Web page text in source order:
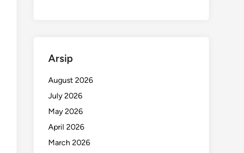
Arsip
August 2026
July 2026
May 2026
April 2026
March 2026